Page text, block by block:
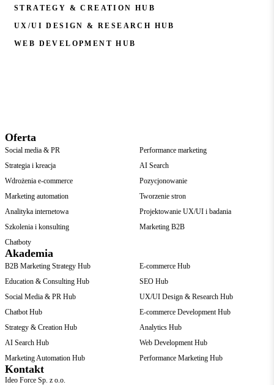
STRATEGY & CREATION HUB
UX/UI DESIGN & RESEARCH HUB
WEB DEVELOPMENT HUB
Oferta
Social media & PR
Performance marketing
Strategia i kreacja
AI Search
Wdrożenia e-commerce
Pozycjonowanie
Marketing automation
Tworzenie stron
Analityka internetowa
Projektowanie UX/UI i badania
Szkolenia i konsulting
Marketing B2B
Chatboty
Akademia
B2B Marketing Strategy Hub
E-commerce Hub
Education & Consulting Hub
SEO Hub
Social Media & PR Hub
UX/UI Design & Research Hub
Chatbot Hub
E-commerce Development Hub
Strategy & Creation Hub
Analytics Hub
AI Search Hub
Web Development Hub
Marketing Automation Hub
Performance Marketing Hub
Kontakt
Ideo Force Sp. z o.o.